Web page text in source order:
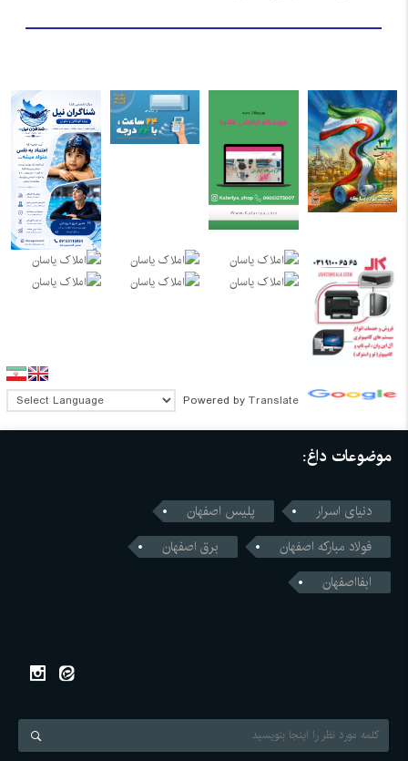
Powered by Translate
موضوعات داغ:
دنیای اسرار
پلیس اصفهان
فولاد مبارکه اصفهان
برق اصفهان
ابفااصفهان